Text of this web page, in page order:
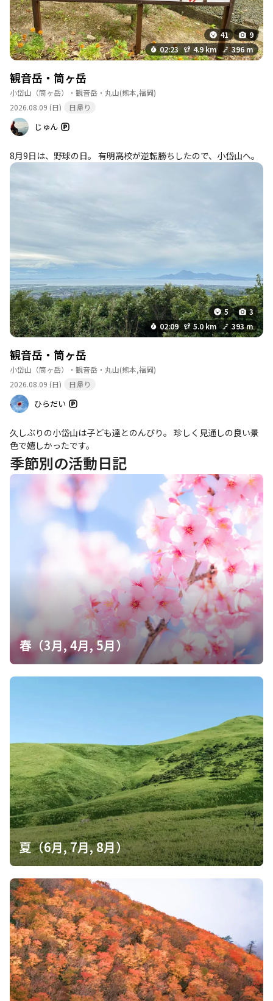
41
9
02:23
4.9 km 396 m
観音岳・筒ヶ岳
小岱山（筒ヶ岳）・観音岳・丸山(熊本,福岡)
2026.08.09 (日)
日帰り
じゅん
8月9日は、野球の日。 有明高校が逆転勝ちしたので、小岱山へ。
5
3
02:09
5.0 km 393 m
観音岳・筒ヶ岳
小岱山（筒ヶ岳）・観音岳・丸山(熊本,福岡)
2026.08.09 (日)
日帰り
ひらだい
久しぶりの小岱山は子ども達とのんびり。 珍しく見通しの良い景
色で嬉しかったです。
季節別の活動日記
春（3月, 4月, 5月）
夏（6月, 7月, 8月）